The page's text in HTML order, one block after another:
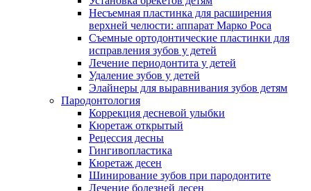
Несъемная пластинка для расширения
верхней челюсти: аппарат Марко Роса
Съемные ортодонтические пластинки для
исправления зубов у детей
Лечение периодонтита у детей
Удаление зубов у детей
Элайнеры для выравнивания зубов детям
Пародонтология
Коррекция десневой улыбки
Кюретаж открытый
Рецессия десны
Гингивопластика
Кюретаж десен
Шинирование зубов при пародонтите
Лечение болезней десен